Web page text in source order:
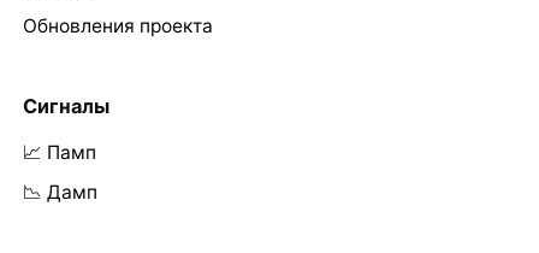
Обновления проекта
Сигналы
📈 Памп
📉 Дамп